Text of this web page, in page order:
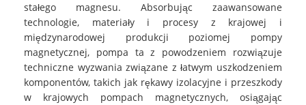
stałego magnesu. Absorbując zaawansowane
technologie, materiały i procesy z krajowej i
międzynarodowej produkcji poziomej pompy
magnetycznej, pompa ta z powodzeniem rozwiązuje
techniczne wyzwania związane z łatwym uszkodzeniem
komponentów, takich jak rękawy izolacyjne i przeszkody
w krajowych pompach magnetycznych, osiągając